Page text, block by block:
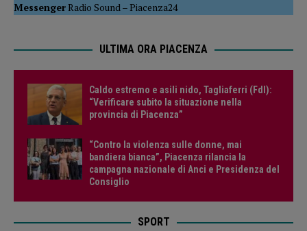
MessengerRadio Sound–Piacenza24
ULTIMA ORA PIACENZA
Caldo estremo e asili nido, Tagliaferri (FdI):
“Verificare subito la situazione nella
provincia di Piacenza”
“Contro la violenza sulle donne, mai
bandiera bianca”, Piacenza rilancia la
campagna nazionale di Anci e Presidenza del
Consiglio
SPORT